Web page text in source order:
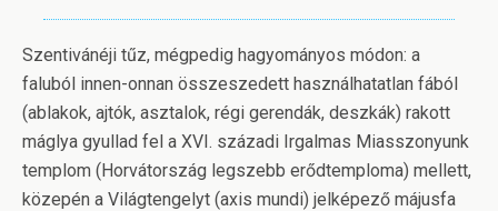
Szentivánéji tűz, mégpedig hagyományos módon: a
faluból innen-onnan összeszedett használhatatlan fából
(ablakok, ajtók, asztalok, régi gerendák, deszkák) rakott
máglya gyullad fel a XVI. századi Irgalmas Miasszonyunk
templom (Horvátország legszebb erődtemploma) mellett,
közepén a Világtengelyt (axis mundi) jelképező májusfa